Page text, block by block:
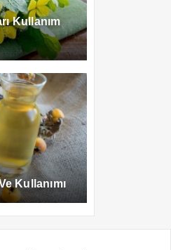
Kullanım
Kullanımı